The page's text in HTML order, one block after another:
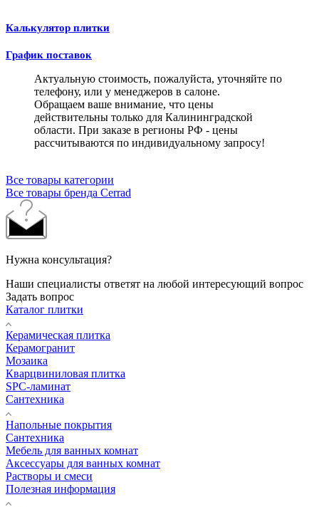
Калькулятор плитки
График поставок
Актуальную стоимость, пожалуйста, уточняйте по
телефону, или у менеджеров в салоне.
Обращаем ваше внимание, что цены
действительны только для Калининградской
области. При заказе в регионы РФ - цены
рассчитываются по индивидуальному запросу!
Все товары категории
Все товары бренда Cerrad
Нужна консультация?
Наши специалисты ответят на любой интересующий вопрос
Задать вопрос
Каталог плитки
Керамическая плитка
Керамогранит
Мозаика
Кварцвиниловая плитка
SPC-ламинат
Сантехника
Напольные покрытия
Сантехника
Мебель для ванных комнат
Аксессуары для ванных комнат
Растворы и смеси
Полезная информация